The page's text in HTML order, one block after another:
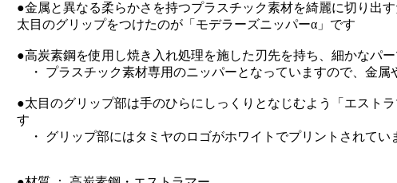
●金属と異なる柔らかさを持つプラスチック素材を綺麗に切り出
太目のグリップをつけたのが「モデラーズニッパーα」です
●高炭素鋼を使用し焼き入れ処理を施した刃先を持ち、細かなパ
・ プラスチック素材専用のニッパーとなっていますので、金属
●太目のグリップ部は手のひらにしっくりとなじむよう「エスト
す
・ グリップ部にはタミヤのロゴがホワイトでプリントされてい